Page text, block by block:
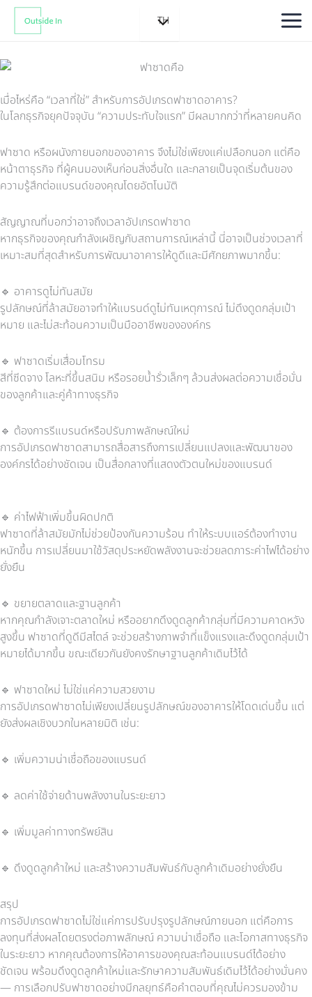
Skip
TH
เมื่อไหร่คือ “เวลาที่ใช่” สำหรับการอัปเกรดฟาซาดอาคาร?
ในโลกธุรกิจยุคปัจจุบัน “ความประทับใจแรก” มีผลมากกว่าที่หลายคนคิด
ฟาซาด หรือผนังภายนอกของอาคาร จึงไม่ใช่เพียงแค่เปลือกนอก แต่คือ
หน้าตาธุรกิจ ที่ผู้คนมองเห็นก่อนสิ่งอื่นใด และกลายเป็นจุดเริ่มต้นของ
ความรู้สึกต่อแบรนด์ของคุณโดยอัตโนมัติ
สัญญาณที่บอกว่าอาจถึงเวลาอัปเกรดฟาซาด
หากธุรกิจของคุณกำลังเผชิญกับสถานการณ์เหล่านี้ นี่อาจเป็นช่วงเวลาที่
เหมาะสมที่สุดสำหรับการพัฒนาอาคารให้ดูดีและมีศักยภาพมากขึ้น:
🔹 อาคารดูไม่ทันสมัย
รูปลักษณ์ที่ล้าสมัยอาจทำให้แบรนด์ดูไม่ทันเหตุการณ์ ไม่ดึงดูดกลุ่มเป้า
หมาย และไม่สะท้อนความเป็นมืออาชีพขององค์กร
🔹 ฟาซาดเริ่มเสื่อมโทรม
สีที่ซีดจาง โลหะที่ขึ้นสนิม หรือรอยน้ำรั่วเล็กๆ ล้วนส่งผลต่อความเชื่อมั่น
ของลูกค้าและคู่ค้าทางธุรกิจ
🔹 ต้องการรีแบรนด์หรือปรับภาพลักษณ์ใหม่
การอัปเกรดฟาซาดสามารถสื่อสารถึงการเปลี่ยนแปลงและพัฒนาของ
องค์กรได้อย่างชัดเจน เป็นสื่อกลางที่แสดงตัวตนใหม่ของแบรนด์
🔹 ค่าไฟฟ้าเพิ่มขึ้นผิดปกติ
ฟาซาดที่ล้าสมัยมักไม่ช่วยป้องกันความร้อน ทำให้ระบบแอร์ต้องทำงาน
หนักขึ้น การเปลี่ยนมาใช้วัสดุประหยัดพลังงานจะช่วยลดภาระค่าไฟได้อย่าง
ยั่งยืน
🔹 ขยายตลาดและฐานลูกค้า
หากคุณกำลังเจาะตลาดใหม่ หรืออยากดึงดูดลูกค้ากลุ่มที่มีความคาดหวัง
สูงขึ้น ฟาซาดที่ดูดีมีสไตล์ จะช่วยสร้างภาพจำที่แข็งแรงและดึงดูดกลุ่มเป้า
หมายได้มากขึ้น ขณะเดียวกันยังคงรักษาฐานลูกค้าเดิมไว้ได้
🔹 ฟาซาดใหม่ ไม่ใช่แค่ความสวยงาม
การอัปเกรดฟาซาดไม่เพียงเปลี่ยนรูปลักษณ์ของอาคารให้โดดเด่นขึ้น แต่
ยังส่งผลเชิงบวกในหลายมิติ เช่น:
🔹 เพิ่มความน่าเชื่อถือของแบรนด์
🔹 ลดค่าใช้จ่ายด้านพลังงานในระยะยาว
🔹 เพิ่มมูลค่าทางทรัพย์สิน
🔹 ดึงดูดลูกค้าใหม่ และสร้างความสัมพันธ์กับลูกค้าเดิมอย่างยั่งยืน
สรุป
การอัปเกรดฟาซาดไม่ใช่แค่การปรับปรุงรูปลักษณ์ภายนอก แต่คือการ
ลงทุนที่ส่งผลโดยตรงต่อภาพลักษณ์ ความน่าเชื่อถือ และโอกาสทางธุรกิจ
ในระยะยาว หากคุณต้องการให้อาคารของคุณสะท้อนแบรนด์ได้อย่าง
ชัดเจน พร้อมดึงดูดลูกค้าใหม่และรักษาความสัมพันธ์เดิมไว้ได้อย่างมั่นคง
— การเลือกปรับฟาซาดอย่างมีกลยุทธ์คือคำตอบที่คุณไม่ควรมองข้าม